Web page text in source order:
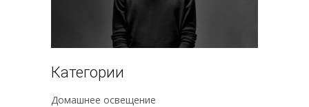
Категории
Домашнее освещение